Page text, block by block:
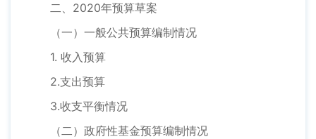
二、2020年预算草案
（一）一般公共预算编制情况
1. 收入预算
2.支出预算
3.收支平衡情况
（二）政府性基金预算编制情况